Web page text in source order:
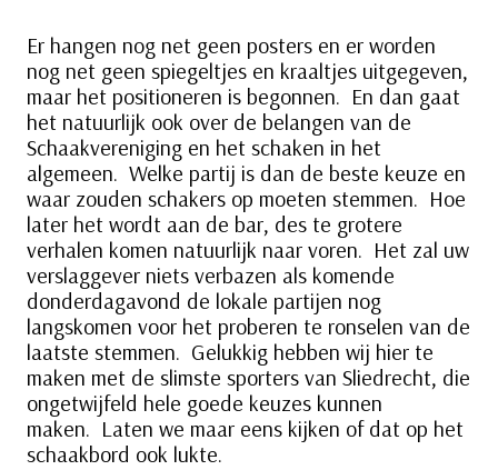
Er hangen nog net geen posters en er worden
nog net geen spiegeltjes en kraaltjes uitgegeven,
maar het positioneren is begonnen. En dan gaat
het natuurlijk ook over de belangen van de
Schaakvereniging en het schaken in het
algemeen. Welke partij is dan de beste keuze en
waar zouden schakers op moeten stemmen. Hoe
later het wordt aan de bar, des te grotere
verhalen komen natuurlijk naar voren. Het zal uw
verslaggever niets verbazen als komende
donderdagavond de lokale partijen nog
langskomen voor het proberen te ronselen van de
laatste stemmen. Gelukkig hebben wij hier te
maken met de slimste sporters van Sliedrecht, die
ongetwijfeld hele goede keuzes kunnen
maken. Laten we maar eens kijken of dat op het
schaakbord ook lukte.